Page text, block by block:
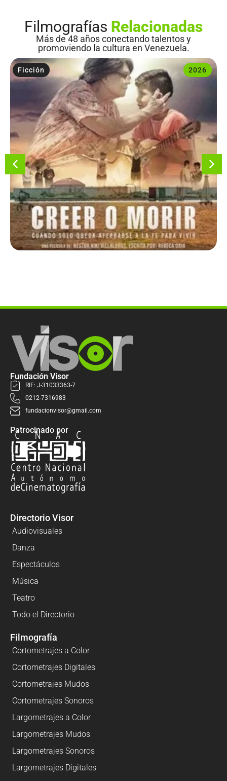
Filmografías Relacionadas
Más de 48 años conectando talentos y
promoviendo la cultura en Venezuela.
2026
Ficción
Fundación Visor
RIF: J-31033363-7
0212-7316983
fundacionvisor@gmail.com
Patrocinado por
Directorio Visor
Audiovisuales
Danza
Espectáculos
Música
Teatro
Todo el Directorio
Filmografía
Cortometrajes a Color
Cortometrajes Digitales
Cortometrajes Mudos
Cortometrajes Sonoros
Largometrajes a Color
Largometrajes Mudos
Largometrajes Sonoros
Largometrajes Digitales